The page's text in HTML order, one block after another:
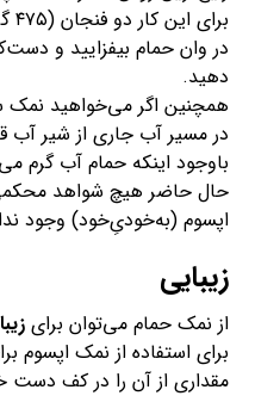
دهید.
همچنین اگر می‌خواهید نمک
در مسیر آب جاری از شیر آب
باوجود اینکه حمام آب گرم
حال حاضر هیچ شواهد
اپسوم (به‌خودیِ‌خود) وجود
زیبایی
از نمک حمام می‌توان برای
برای استفاده از نمک اپسوم
مقداری از آن را در کف دست